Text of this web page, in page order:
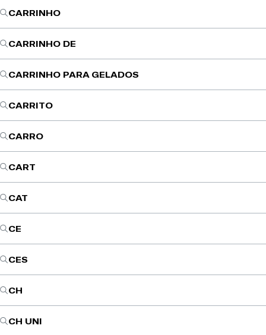
CARRINHO
CARRINHO DE
CARRINHO PARA GELADOS
CARRITO
CARRO
CART
CAT
CE
CES
CH
CH UNI